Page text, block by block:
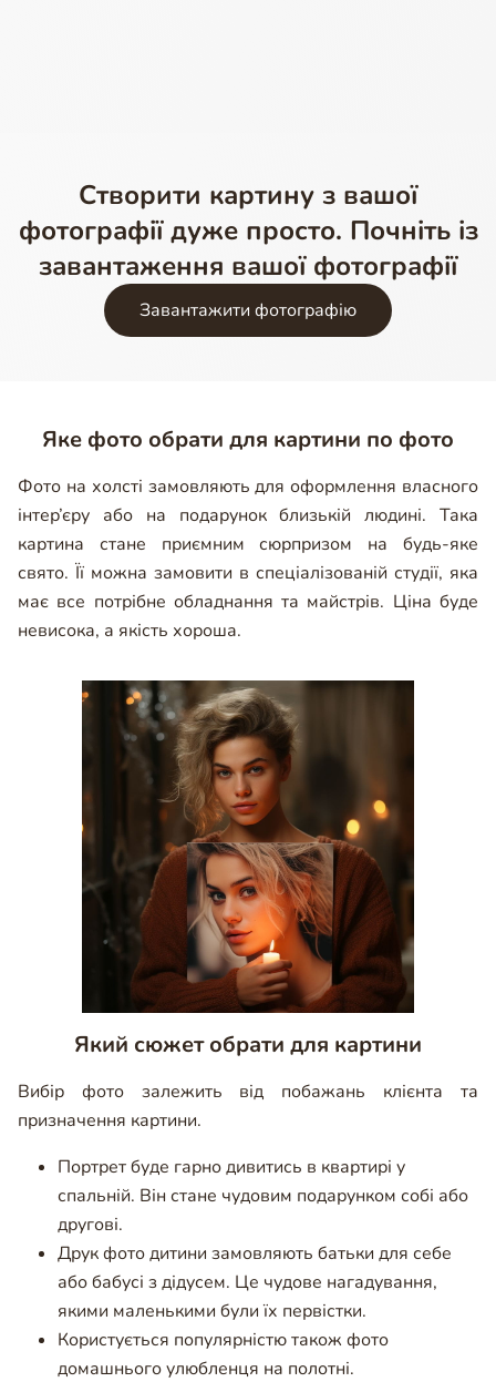
Створити картину з вашої
фотографії дуже просто. Почніть із
завантаження вашої фотографії
Завантажити фотографію
Яке фото обрати для картини по фото
Фото на холсті замовляють для оформлення власного
інтер’єру або на подарунок близькій людині. Така
картина стане приємним сюрпризом на будь-яке
свято. Її можна замовити в спеціалізованій студії, яка
має все потрібне обладнання та майстрів. Ціна буде
невисока, а якість хороша.
Який сюжет обрати для картини
Вибір фото залежить від побажань клієнта та
призначення картини.
Портрет буде гарно дивитись в квартирі у
спальній. Він стане чудовим подарунком собі або
другові.
Друк фото дитини замовляють батьки для себе
або бабусі з дідусем. Це чудове нагадування,
якими маленькими були їх первістки.
Користується популярністю також фото
домашнього улюбленця на полотні.